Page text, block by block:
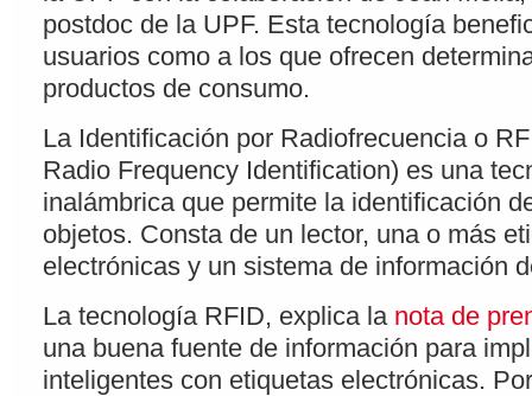
postdoc de la UPF. Esta tecnología
usuarios como a los que ofrecen
productos de consumo.
La Identificación por Radiofrecuencia o
Radio Frequency Identification) es una
inalámbrica que permite la identificación
objetos. Consta de un lector, una o más
electrónicas y un sistema de información
La tecnología RFID, explica la nota de
una buena fuente de información para
inteligentes con etiquetas electrónicas.